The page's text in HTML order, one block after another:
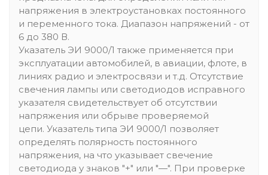
напряжения в электроустановках постоянного
и переменного тока. Диапазон напряжений - от
6 до 380 В.
Указатель ЭИ 9000/1 также применяется при
эксплуатации автомобилей, в авиации, флоте, в
линиях радио и электросвязи и т.д. Отсутствие
свечения лампы или светодиодов исправного
указателя свидетельствует об отсутствии
напряжения или обрыве проверяемой
цепи. Указатель типа ЭИ 9000/1 позволяет
определять полярность постоянного
напряжения, на что указывает свечение
светодиода у знаков "+" или "—". При проверке